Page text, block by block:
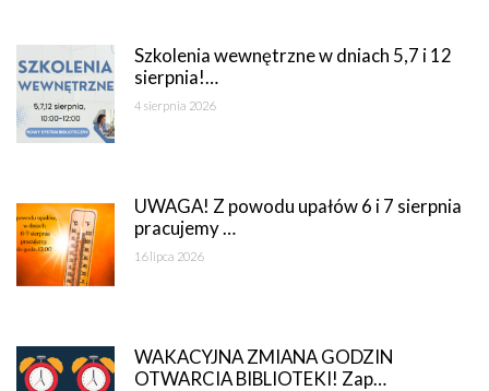
Szkolenia wewnętrzne w dniach 5,7 i 12
sierpnia!…
4 sierpnia 2026
UWAGA! Z powodu upałów 6 i 7 sierpnia
pracujemy …
16 lipca 2026
WAKACYJNA ZMIANA GODZIN
OTWARCIA BIBLIOTEKI! Zap…